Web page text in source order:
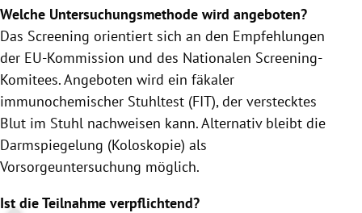
Welche Untersuchungsmethode wird angeboten?
Das Screening orientiert sich an den Empfehlungen
der EU-Kommission und des Nationalen Screening-
Komitees. Angeboten wird ein fäkaler
immunochemischer Stuhltest (FIT), der verstecktes
Blut im Stuhl nachweisen kann. Alternativ bleibt die
Darmspiegelung (Koloskopie) als
Vorsorgeuntersuchung möglich.
Ist die Teilnahme verpflichtend?